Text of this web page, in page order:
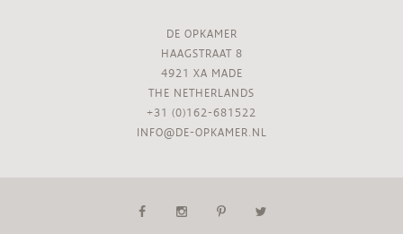
DE OPKAMER
HAAGSTRAAT 8
4921 XA MADE
THE NETHERLANDS
+31 (0)162-681522
INFO@DE-OPKAMER.NL